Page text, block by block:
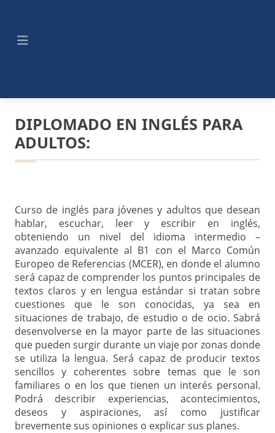
DIPLOMADO EN INGLÉS PARA
ADULTOS:
Curso de inglés para jóvenes y adultos que desean
hablar, escuchar, leer y escribir en inglés,
obteniendo un nivel del idioma intermedio –
avanzado equivalente al B1 con el Marco Común
Europeo de Referencias (MCER), en donde el alumno
será capaz de comprender los puntos principales de
textos claros y en lengua estándar si tratan sobre
cuestiones que le son conocidas, ya sea en
situaciones de trabajo, de estudio o de ocio. Sabrá
desenvolverse en la mayor parte de las situaciones
que pueden surgir durante un viaje por zonas donde
se utiliza la lengua. Será capaz de producir textos
sencillos y coherentes sobre temas que le son
familiares o en los que tienen un interés personal.
Podrá describir experiencias, acontecimientos,
deseos y aspiraciones, así como justificar
brevemente sus opiniones o explicar sus planes.